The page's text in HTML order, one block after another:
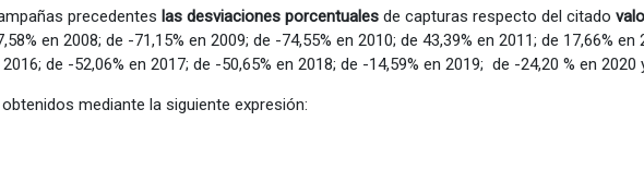
precedentes las desviaciones porcentuales de capturas respecto del citado
en 2008; de -71,15% en 2009; de -74,55% en 2010; de 43,39% en 2011; de 17,66% en
de -52,06% en 2017; de -50,65% en 2018; de -14,59% en 2019; de -24,20 % en 2020
mediante la siguiente expresión: